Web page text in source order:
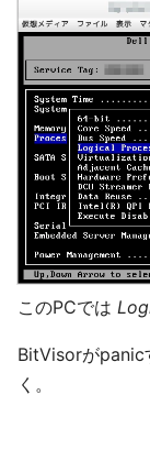
このPCでは
BitVisorがpanic
く。